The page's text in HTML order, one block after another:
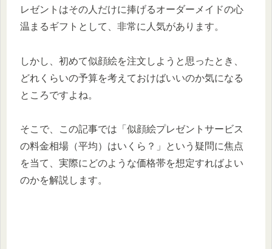
レゼントはその人だけに捧げるオーダーメイドの心
温まるギフトとして、非常に人気があります。
しかし、初めて似顔絵を注文しようと思ったとき、
どれくらいの予算を考えておけばいいのか気になる
ところですよね。
そこで、この記事では「似顔絵プレゼントサービス
の料金相場（平均）はいくら？」という疑問に焦点
を当て、実際にどのような価格帯を想定すればよい
のかを解説します。